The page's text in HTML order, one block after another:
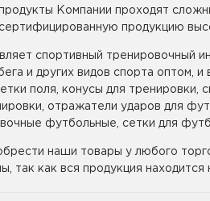
Компании проходят
продукцию
спортивный тренировочный
и других видов спорта оптом,
поля, конусы для тренировки,
отражатели ударов для
футбольные, сетки для
наши товары у любого
так как вся продукция